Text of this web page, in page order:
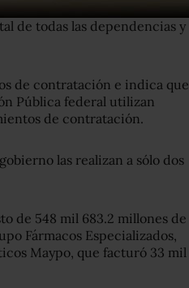
de pesos en el mismo
de todas las dependencias y
de contratación e indica que
Pública federal utilizan
de contratación.
las realizan a sólo dos
de 548 mil 683.2 millones de
Fármacos Especializados,
Maypo, que facturó 33 mil